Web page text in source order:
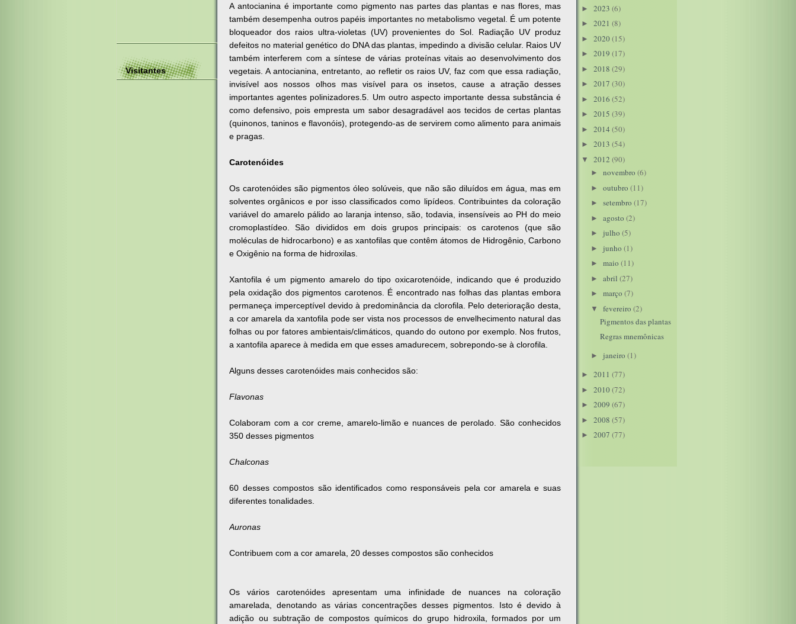
Visitantes
A antocianina é importante como pigmento nas partes das plantas e nas flores, mas
também desempenha outros papéis importantes no metabolismo vegetal. É um potente
bloqueador dos raios ultra-violetas (UV) provenientes do Sol. Radiação UV produz
defeitos no material genético do DNA das plantas, impedindo a divisão celular. Raios UV
também interferem com a síntese de várias proteínas vitais ao desenvolvimento dos
vegetais. A antocianina, entretanto, ao refletir os raios UV, faz com que essa radiação,
invisível aos nossos olhos mas visível para os insetos, cause a atração desses
importantes agentes polinizadores.5. Um outro aspecto importante dessa substância é
como defensivo, pois empresta um sabor desagradável aos tecidos de certas plantas
(quinonos, taninos e flavonóis), protegendo-as de servirem como alimento para animais
e pragas.
Carotenóides
Os carotenóides são pigmentos óleo solúveis, que não são diluídos em água, mas em
solventes orgânicos e por isso classificados como lipídeos. Contribuintes da coloração
variável do amarelo pálido ao laranja intenso, são, todavia, insensíveis ao PH do meio
cromoplastídeo. São divididos em dois grupos principais: os carotenos (que são
moléculas de hidrocarbono) e as xantofilas que contêm átomos de Hidrogênio, Carbono
e Oxigênio na forma de hidroxilas.
Xantofila é um pigmento amarelo do tipo oxicarotenóide, indicando que é produzido
pela oxidação dos pigmentos carotenos. É encontrado nas folhas das plantas embora
permaneça imperceptível devido à predominância da clorofila. Pelo deterioração desta,
a cor amarela da xantofila pode ser vista nos processos de envelhecimento natural das
folhas ou por fatores ambientais/climáticos, quando do outono por exemplo. Nos frutos,
a xantofila aparece à medida em que esses amadurecem, sobrepondo-se à clorofila.
Alguns desses carotenóides mais conhecidos são:
Flavonas
Colaboram com a cor creme, amarelo-limão e nuances de perolado. São conhecidos
350 desses pigmentos
Chalconas
60 desses compostos são identificados como responsáveis pela cor amarela e suas
diferentes tonalidades.
Auronas
Contribuem com a cor amarela, 20 desses compostos são conhecidos
Os vários carotenóides apresentam uma infinidade de nuances na coloração
amarelada, denotando as várias concentrações desses pigmentos. Isto é devido à
adição ou subtração de compostos químicos do grupo hidroxila, formados por um
► 2023 (6)
► 2021 (8)
► 2020 (15)
► 2019 (17)
► 2018 (29)
► 2017 (30)
► 2016 (52)
► 2015 (39)
► 2014 (50)
► 2013 (54)
▼ 2012 (90)
► novembro (6)
► outubro (11)
► setembro (17)
► agosto (2)
► julho (5)
► junho (1)
► maio (11)
► abril (27)
► março (7)
▼ fevereiro (2)
Pigmentos das plantas
Regras mnemônicas
► janeiro (1)
► 2011 (77)
► 2010 (72)
► 2009 (67)
► 2008 (57)
► 2007 (77)